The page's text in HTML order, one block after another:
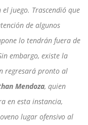
juego. Trascendió que
de algunos
lo tendrán fuera de
embargo, existe la
regresará pronto al
Mendoza, quien
en esta instancia,
lugar ofensivo al